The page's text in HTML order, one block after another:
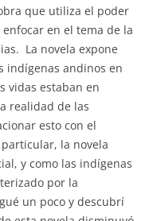
que utiliza el poder
en el tema de la
La novela expone
indígenas andinos en
vidas estaban en
realidad de las
esto con el
la novela
y como las indígenas
por la
un poco y descubrí